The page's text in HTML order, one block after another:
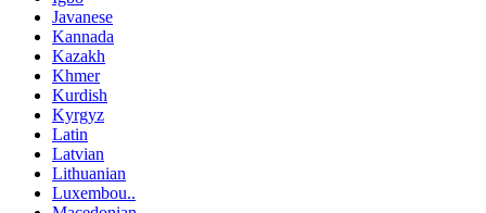
Javanese
Kannada
Kazakh
Khmer
Kurdish
Kyrgyz
Latin
Latvian
Lithuanian
Luxembou..